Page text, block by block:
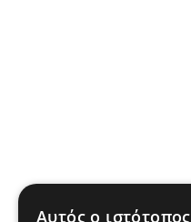
Αυτός ο ιστότοπος